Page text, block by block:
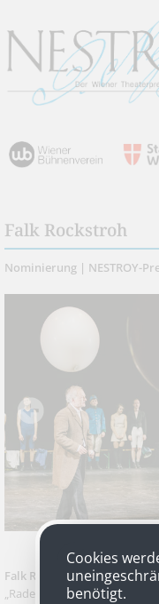
Falk Rockstroh
Nominierung | NESTROY-
Falk Rockstrohals Baron
„Radetzkymarsch“ nach
Cookies
benötigt.